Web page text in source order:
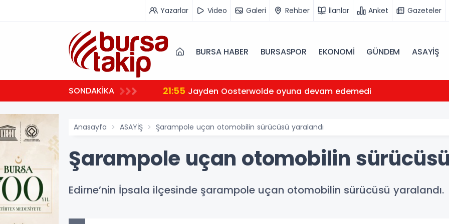
Yazarlar Video Galeri Rehber İlanlar Anket Gazeteler
BURSA HABER BURSASPOR EKONOMİ GÜNDEM ASAYİŞ
SONDAKİKA 21:55 Jayden Oosterwolde oyuna devam edemedi
Anasayfa ASAYİŞ Şarampole uçan otomobilin sürücüsü yaralandı
Şarampole uçan otomobilin
Edirne’nin İpsala ilçesinde şarampole uçan otomobilin sürücüsü yaralandı.